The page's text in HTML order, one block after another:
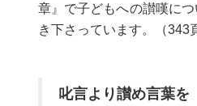
章』で子どもへの讃嘆に
き下さっています。（343
叱言より讃め言葉を